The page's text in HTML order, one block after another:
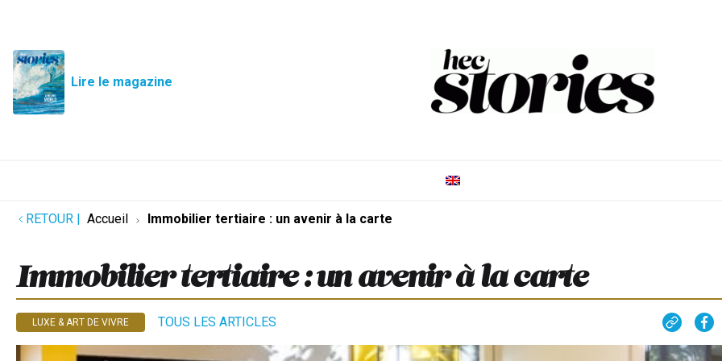
Lire le magazine
RETOUR | Accueil Immobilier tertiaire : un avenir à la carte
Immobilier tertiaire : un avenir à la carte
LUXE & ART DE VIVRE TOUS LES ARTICLES